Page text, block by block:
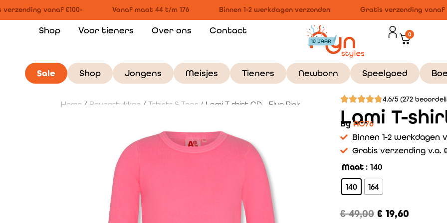
vanaf €100- Vanaf maat 44 t/m 176 Binnen 1-2 werkdagen verzonden Gratis verzending vanaf
Shop Voor tieners Over ons Contact 0
Sale Shop Jongens Meisjes Tieners Newborn Speelgoed
Home / Bovenstukken / Tshirts & Tops / Lami T-shirt GD – Fluo Pink
4.6/5 (272
Lami T-
ByAO76
Binnen 1-2 werkdagen
Gratis verzending v.a.
Maat : 140
140 164
€49,00 € 19,60